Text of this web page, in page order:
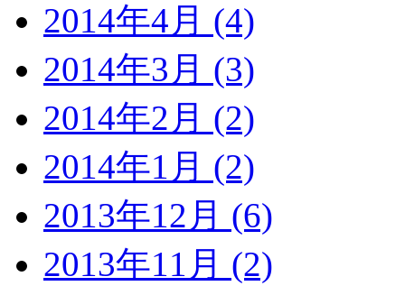
2014年4月 (4)
2014年3月 (3)
2014年2月 (2)
2014年1月 (2)
2013年12月 (6)
2013年11月 (2)